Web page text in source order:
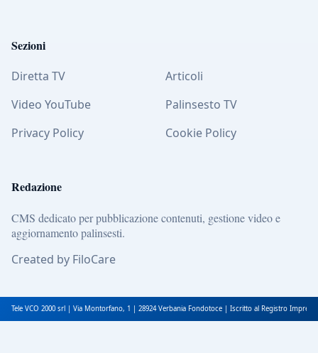
Sezioni
Diretta TV
Articoli
Video YouTube
Palinsesto TV
Privacy Policy
Cookie Policy
Redazione
CMS dedicato per pubblicazione contenuti, gestione video e
aggiornamento palinsesti.
Created by FiloCare
Tele VCO 2000 srl | Via Montorfano, 1 | 28924 Verbania Fondotoce | Iscritto al Registro Imprese